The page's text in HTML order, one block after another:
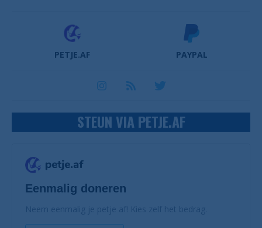
PETJE.AF PAYPAL
STEUN VIA PETJE.AF
Eenmalig doneren
Neem eenmalig je petje af! Kies zelf het bedrag.